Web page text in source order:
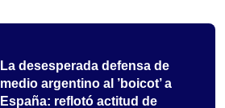
La desesperada defensa de
medio argentino al ’boicot’ a
España: reflotó actitud de